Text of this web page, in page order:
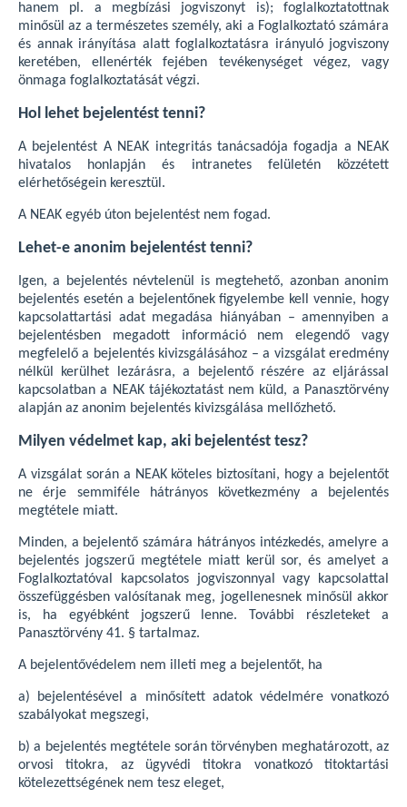
hanem pl. a megbízási jogviszonyt is); foglalkoztatottnak
minősül az a természetes személy, aki a Foglalkoztató számára
és annak irányítása alatt foglalkoztatásra irányuló jogviszony
keretében, ellenérték fejében tevékenységet végez, vagy
önmaga foglalkoztatását végzi.
Hol lehet bejelentést tenni?
A bejelentést A NEAK integritás tanácsadója fogadja a NEAK
hivatalos honlapján és intranetes felületén közzétett
elérhetőségein keresztül.
A NEAK egyéb úton bejelentést nem fogad.
Lehet-e anonim bejelentést tenni?
Igen, a bejelentés névtelenül is megtehető, azonban anonim
bejelentés esetén a bejelentőnek figyelembe kell vennie, hogy
kapcsolattartási adat megadása hiányában – amennyiben a
bejelentésben megadott információ nem elegendő vagy
megfelelő a bejelentés kivizsgálásához – a vizsgálat eredmény
nélkül kerülhet lezárásra, a bejelentő részére az eljárással
kapcsolatban a NEAK tájékoztatást nem küld, a Panasztörvény
alapján az anonim bejelentés kivizsgálása mellőzhető.
Milyen védelmet kap, aki bejelentést tesz?
A vizsgálat során a NEAK köteles biztosítani, hogy a bejelentőt
ne érje semmiféle hátrányos következmény a bejelentés
megtétele miatt.
Minden, a bejelentő számára hátrányos intézkedés, amelyre a
bejelentés jogszerű megtétele miatt kerül sor, és amelyet a
Foglalkoztatóval kapcsolatos jogviszonnyal vagy kapcsolattal
összefüggésben valósítanak meg, jogellenesnek minősül akkor
is, ha egyébként jogszerű lenne. További részleteket a
Panasztörvény 41. § tartalmaz.
A bejelentővédelem nem illeti meg a bejelentőt, ha
a) bejelentésével a minősített adatok védelmére vonatkozó
szabályokat megszegi,
b) a bejelentés megtétele során törvényben meghatározott, az
orvosi titokra, az ügyvédi titokra vonatkozó titoktartási
kötelezettségének nem tesz eleget,